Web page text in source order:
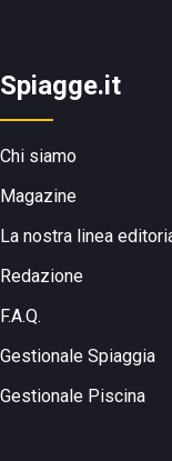
Spiagge.it
Chi siamo
Magazine
La nostra linea
Redazione
F.A.Q.
Gestionale Spiaggia
Gestionale Piscina